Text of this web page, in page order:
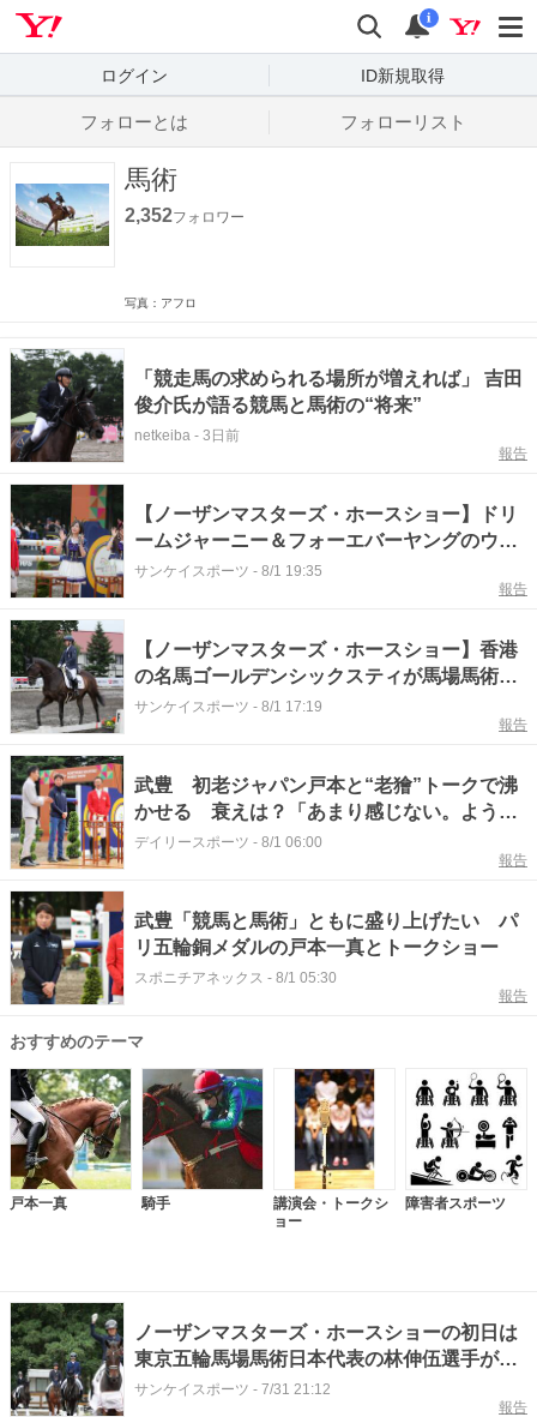
検索
通知
i
ログイン ID新規取得
フォローとは フォローリスト
馬術
2,352フォロワー
写真：アフロ
「競走馬の求められる場所が増えれば」 吉田
俊介氏が語る競馬と馬術の“将来”
netkeiba - 3日前
報告
【ノーザンマスターズ・ホースショー】ドリ
ームジャーニー＆フォーエバーヤングのウマ
娘が初老ジャパンの戸本一真選手と馬術の勉
サンケイスポーツ - 8/1 19:35
報告
【ノーザンマスターズ・ホースショー】香港
の名馬ゴールデンシックスティが馬場馬術競
技で7位に入賞！ シュヴァルグランなど活
サンケイスポーツ - 8/1 17:19
報告
武豊 初老ジャパン戸本と“老獪”トークで沸
かせる 衰えは？「あまり感じない。ようや
くピークが」 馬術に対して「乗馬の発展が
デイリースポーツ - 8/1 06:00
報告
武豊「競馬と馬術」ともに盛り上げたい パ
リ五輪銅メダルの戸本一真とトークショー
スポニチアネックス - 8/1 05:30
報告
おすすめのテーマ
戸本一真 騎手
講演会・トークシ
ョー
障害者スポーツ
ノーザンマスターズ・ホースショーの初日は
東京五輪馬場馬術日本代表の林伸伍選手が優
勝賞金200万円を獲得！ 2日目はゴールデン
サンケイスポーツ - 7/31 21:12
報告